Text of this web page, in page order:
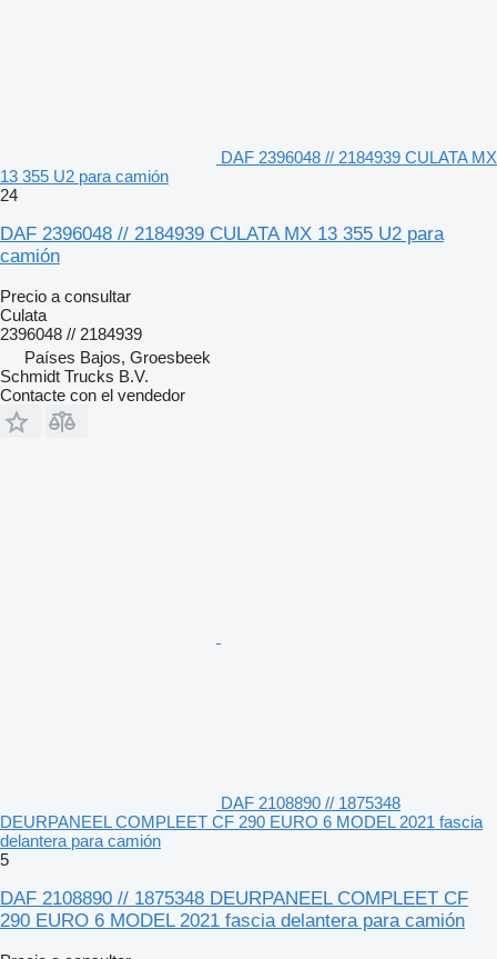
DAF 2396048 // 2184939 CULATA MX
13 355 U2 para camión
24
DAF 2396048 // 2184939 CULATA MX 13 355 U2 para
camión
Precio a consultar
Culata
2396048 // 2184939
Países Bajos, Groesbeek
Schmidt Trucks B.V.
Contacte con el vendedor
DAF 2108890 // 1875348
DEURPANEEL COMPLEET CF 290 EURO 6 MODEL 2021 fascia
delantera para camión
5
DAF 2108890 // 1875348 DEURPANEEL COMPLEET CF
290 EURO 6 MODEL 2021 fascia delantera para camión